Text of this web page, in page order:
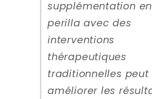
supplémentation en
perilla avec des
interventions
thérapeutiques
traditionnelles peut
améliorer les